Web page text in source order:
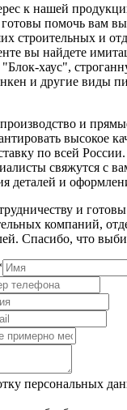
к нашей
помочь вам
строительных и
вы найдете
хаус",
и другие виды
и
высокое
по всей
свяжутся с
деталей и
и
компаний,
Спасибо, что
персональных